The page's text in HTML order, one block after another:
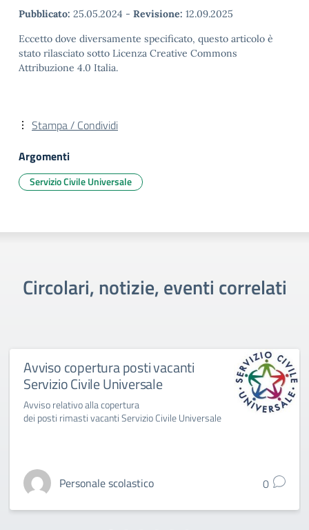
Pubblicato: 25.05.2024 - Revisione: 12.09.2025
Eccetto dove diversamente specificato, questo articolo è
stato rilasciato sotto Licenza Creative Commons
Attribuzione 4.0 Italia.
Stampa / Condividi
Argomenti
Servizio Civile Universale
Circolari, notizie, eventi correlati
Avviso copertura posti vacanti
Servizio Civile Universale
Avviso relativo alla copertura
dei posti rimasti vacanti Servizio Civile Universale
Personale scolastico 0